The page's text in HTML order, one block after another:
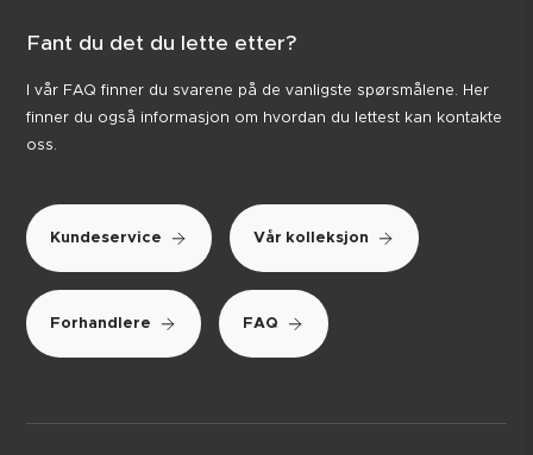
Fant du det du lette etter?
I vår FAQ finner du svarene på de vanligste spørsmålene. Her
finner du også informasjon om hvordan du lettest kan kontakte
oss.
Kundeservice Vår kolleksjon
Forhandlere FAQ